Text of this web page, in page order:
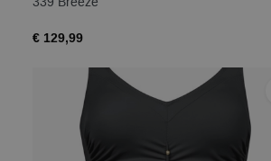
€ 129,99